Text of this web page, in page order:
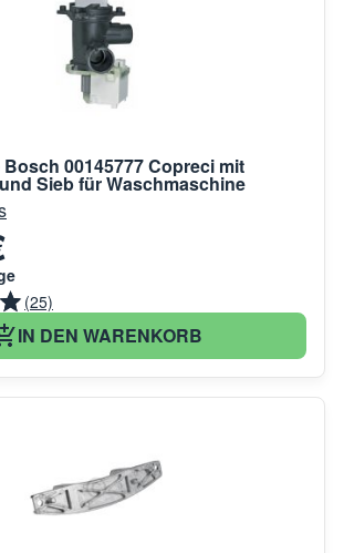
00145777 Copreci mit
Sieb für Waschmaschine
(25)
IN DEN WARENKORB